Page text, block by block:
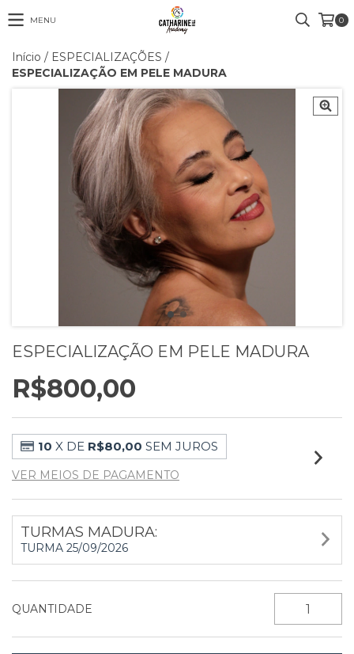
MENU 0
Início / ESPECIALIZAÇÕES /
ESPECIALIZAÇÃO EM PELE MADURA
ESPECIALIZAÇÃO EM PELE MADURA
R$800,00
10 X DE R$80,00 SEM JUROS
VER MEIOS DE PAGAMENTO
TURMAS MADURA:
TURMA 25/09/2026
QUANTIDADE